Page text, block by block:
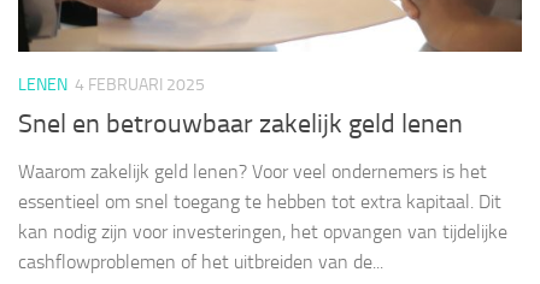
LENEN 4 FEBRUARI 2025
Snel en betrouwbaar zakelijk geld lenen
Waarom zakelijk geld lenen? Voor veel ondernemers is het
essentieel om snel toegang te hebben tot extra kapitaal. Dit
kan nodig zijn voor investeringen, het opvangen van tijdelijke
cashflowproblemen of het uitbreiden van de...